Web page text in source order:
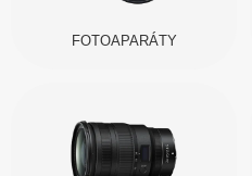
FOTOAPARÁTY